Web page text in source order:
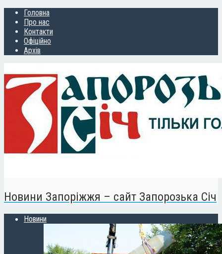
Головна
Про нас
Контакти
Офіційно
Архів
Новини Запоріжжя – сайт Запорозька Січ
Новини